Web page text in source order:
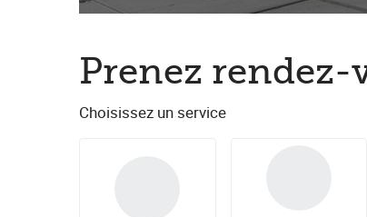
Prenez rendez-
Choisissez un service